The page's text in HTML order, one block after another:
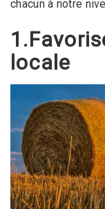
chacun à notre
locale